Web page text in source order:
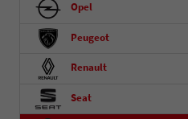
Opel
Peugeot
Renault
Seat